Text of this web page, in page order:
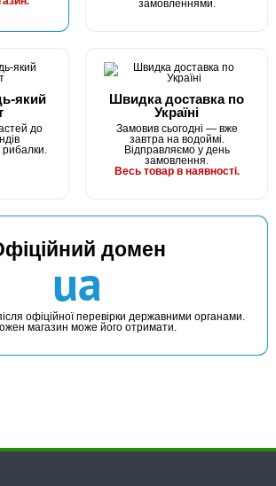
замовленнями.
який
до
рибалки.
Швидка доставка по
Україні
Замовив сьогодні — вже
завтра на водоймі.
Відправляємо у день
замовлення.
Весь товар в наявності.
домен
ua
офіційної перевірки державними органами.
магазин може його отримати.